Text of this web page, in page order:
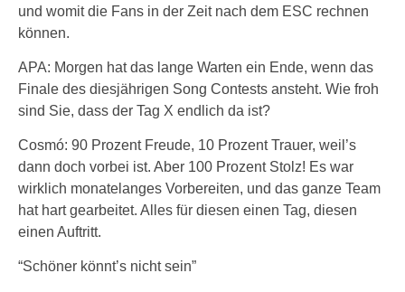
und womit die Fans in der Zeit nach dem ESC rechnen
können.
APA: Morgen hat das lange Warten ein Ende, wenn das
Finale des diesjährigen Song Contests ansteht. Wie froh
sind Sie, dass der Tag X endlich da ist?
Cosmó: 90 Prozent Freude, 10 Prozent Trauer, weil’s
dann doch vorbei ist. Aber 100 Prozent Stolz! Es war
wirklich monatelanges Vorbereiten, und das ganze Team
hat hart gearbeitet. Alles für diesen einen Tag, diesen
einen Auftritt.
“Schöner könnt’s nicht sein”